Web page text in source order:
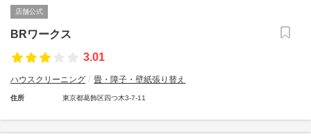
店舗公式
BRワークス
3.01
ハウスクリーニング 畳・障子・壁紙張り替え
住所 東京都葛飾区四つ木3-7-11